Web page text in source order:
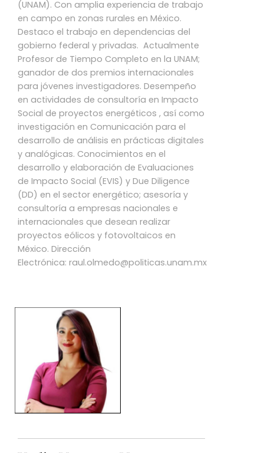
(UNAM). Con amplia experiencia de trabajo
en campo en zonas rurales en México.
Destaco el trabajo en dependencias del
gobierno federal y privadas. Actualmente
Profesor de Tiempo Completo en la UNAM;
ganador de dos premios internacionales
para jóvenes investigadores. Desempeño
en actividades de consultoría en Impacto
Social de proyectos energéticos , así como
investigación en Comunicación para el
desarrollo de análisis en prácticas digitales
y analógicas. Conocimientos en el
desarrollo y elaboración de Evaluaciones
de Impacto Social (EVIS) y Due Diligence
(DD) en el sector energético; asesoría y
consultoría a empresas nacionales e
internacionales que desean realizar
proyectos eólicos y fotovoltaicos en
México. Dirección
Electrónica: raul.olmedo@politicas.unam.mx